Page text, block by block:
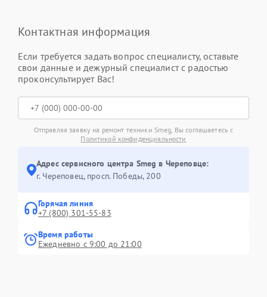
Контактная информация
Если требуется задать вопрос специалисту, оставьте
свои данные и дежурный специалист с радостью
проконсультирует Вас!
Отправляя заявку на ремонт техники Smeg, Вы соглашаетесь с
Политикой конфиденциальности
Адрес сервисного центра Smeg в Череповце:
г. Череповец, просп. Победы, 200
Горячая линия
+7 (800) 301-55-83
Время работы
Ежедневно с 9:00 до 21:00